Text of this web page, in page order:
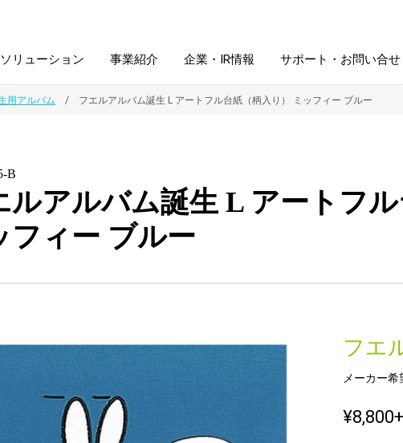
ノート・紙製品
ファイル・
ホルダー用品
新製品一覧
ソリューション
学校ソリューション
事業紹介 企業・IR情報
沿革
サポート・お問い合せ
用アルバム フエルアルバム誕生 L アートフル台紙（柄入り） ミッフィー ブルー
B
ルアルバム誕生 L アートフ
フィー ブルー
フエ
メーカー
¥8,800